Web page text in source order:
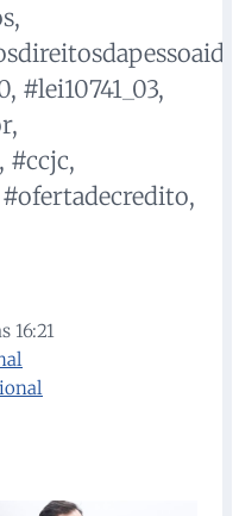
#lei10741_03,
#ccjc,
16:21